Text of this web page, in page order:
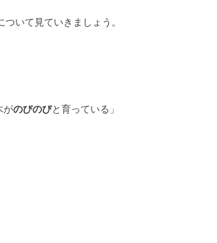
いて見ていきましょう。
がのびのびと育っている」